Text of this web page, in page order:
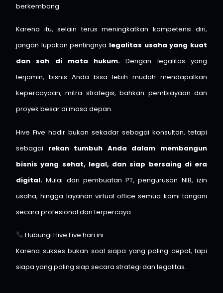
berkembang.
Karena itu, selain terus meningkatkan kompetensi diri,
jangan lupakan pentingnya legalitas usaha yang kuat
dan sah di mata hukum. Dengan legalitas yang
terjamin, bisnis Anda bisa lebih mudah mendapatkan
kepercayaan, mitra strategis, bahkan pembiayaan dan
proyek besar di masa depan.
Hive Five hadir bukan sekadar sebagai konsultan, tetapi
sebagai rekan tumbuh Anda dalam membangun
bisnis yang sehat, legal, dan siap bersaing di era
digital. Mulai dari pembuatan PT, pengurusan NIB, izin
usaha, hingga layanan virtual office semua kami tangani
secara profesional dan terpercaya.
Hubungi Hive Five hari ini.
Karena sukses bukan soal siapa yang paling cepat, tapi
siapa yang paling siap secara strategi dan legalitas.